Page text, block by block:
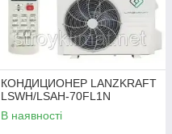
КОНДИЦИОНЕР LANZKRAFT
LSWH/LSAH-70FL1N
В наявності